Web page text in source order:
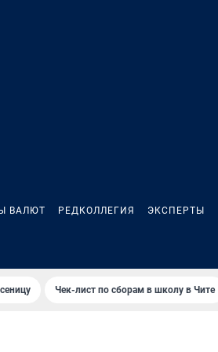
ВАЛЮТ РЕДКОЛЛЕГИЯ ЭКСПЕРТЫ
Чек-лист по сборам в школу в Чите